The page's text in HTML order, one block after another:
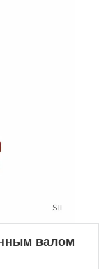
валом